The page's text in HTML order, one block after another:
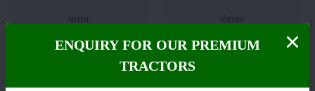
फसल भंडारण
ENQUIRY FOR OUR PREMIUM
TRACTORS